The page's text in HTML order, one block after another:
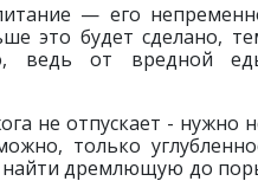
— его
это будет сделано,
ведь от вредной
не отпускает - нужно
только
найти дремлющую до